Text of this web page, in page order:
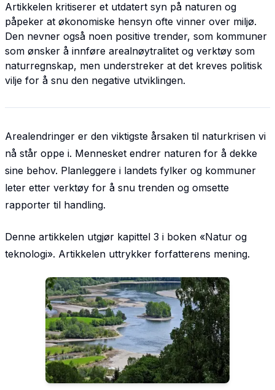
Artikkelen kritiserer et utdatert syn på naturen og
påpeker at økonomiske hensyn ofte vinner over miljø.
Den nevner også noen positive trender, som kommuner
som ønsker å innføre arealnøytralitet og verktøy som
naturregnskap, men understreker at det kreves politisk
vilje for å snu den negative utviklingen.
Arealendringer er den viktigste årsaken til naturkrisen vi
nå står oppe i. Mennesket endrer naturen for å dekke
sine behov. Planleggere i landets fylker og kommuner
leter etter verktøy for å snu trenden og omsette
rapporter til handling.
Denne artikkelen utgjør kapittel 3 i boken «Natur og
teknologi». Artikkelen uttrykker forfatterens mening.